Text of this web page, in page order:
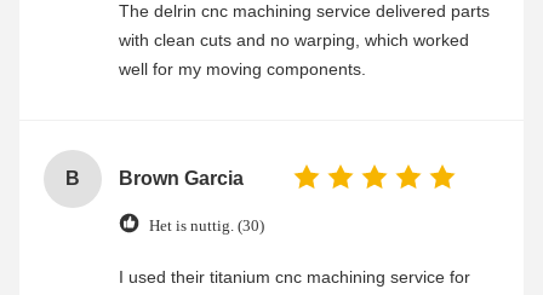
The delrin cnc machining service delivered parts
with clean cuts and no warping, which worked
well for my moving components.
B Brown Garcia
Het is nuttig. (30)
I used their titanium cnc machining service for